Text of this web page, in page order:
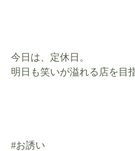
今日は、定休日。
明日も笑いが溢れる店を目
#お誘い